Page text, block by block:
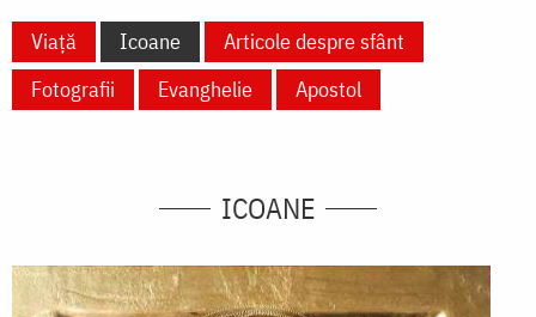
Viață Icoane
Articole despre sfânt
Fotografii
Evanghelie Apostol
ICOANE